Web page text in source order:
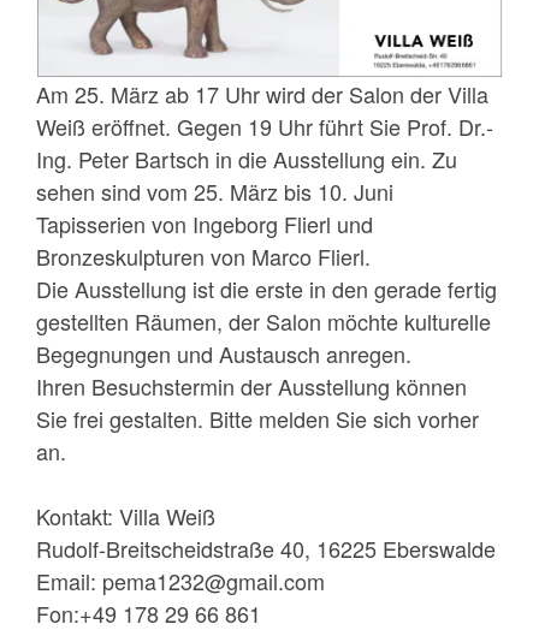
Am 25. März ab 17 Uhr wird der Salon der Villa
Weiß eröffnet. Gegen 19 Uhr führt Sie Prof. Dr.-
Ing. Peter Bartsch in die Ausstellung ein. Zu
sehen sind vom 25. März bis 10. Juni
Tapisserien von Ingeborg Flierl und
Bronzeskulpturen von Marco Flierl.
Die Ausstellung ist die erste in den gerade fertig
gestellten Räumen, der Salon möchte kulturelle
Begegnungen und Austausch anregen.
Ihren Besuchstermin der Ausstellung können
Sie frei gestalten. Bitte melden Sie sich vorher
an.
Kontakt: Villa Weiß
Rudolf-Breitscheidstraße 40, 16225 Eberswalde
Email: pema1232@gmail.com
Fon:+49 178 29 66 861